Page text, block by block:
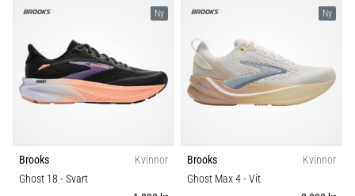
Ny
Brooks
Kvinnor
Ghost 18 - Svart
Ny
Brooks
Kvinnor
Ghost Max 4- Vit